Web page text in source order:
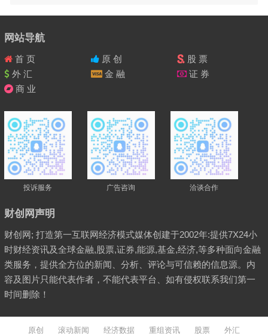
网站导航
首 页 原 创
股 票
外 汇
金 融
证 券
商 业
投诉服务 广告咨询 洽谈合作
财创网声明
财创网; 打造第一互联网经济模式媒体创建于2002年:提供7X24小
时财经资讯及全球金融,股票,证券,能源,基金,经济,等多种面向金融
类服务，提供全方位的新闻、分析、评论与可信赖的信息源。内
容及图片只能代表作者，不能代表平台、如有侵权联系我们第一
时间删除！
原创 滚动新闻 经济数据 重组资讯 股票 外汇